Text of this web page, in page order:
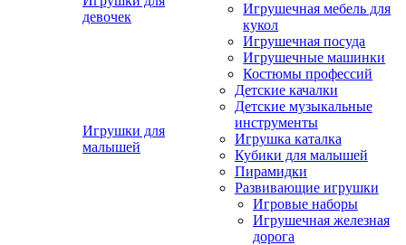
девочек
Игрушечная мебель для
кукол
Игрушечная посуда
Игрушечные машинки
Костюмы профессий
Игрушки для
малышей
Детские качалки
Детские музыкальные
инструменты
Игрушка каталка
Кубики для малышей
Пирамидки
Развивающие игрушки
Игровые наборы
Игрушечная железная
дорога